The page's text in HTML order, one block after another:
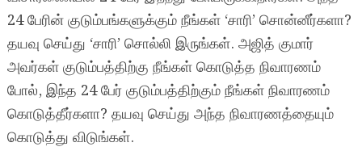
24 பேரின் குடும்பங்களுக்கும் நீங்கள் ‘சாரி’ சொன்னீர்களா?
தயவு செய்து ‘சாரி’ சொல்லி இருங்கள். அஜித் குமார்
அவர்கள் குடும்பத்திற்கு நீங்கள் கொடுத்த நிவாரணம்
போல், இந்த 24 பேர் குடும்பத்திற்கும் நீங்கள் நிவாரணம்
கொடுத்தீர்களா? தயவு செய்து அந்த நிவாரணத்தையும்
கொடுத்து விடுங்கள்.